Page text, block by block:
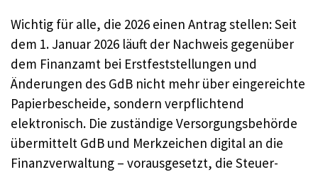
Wichtig für alle, die 2026 einen Antrag stellen: Seit
dem 1. Januar 2026 läuft der Nachweis gegenüber
dem Finanzamt bei Erstfeststellungen und
Änderungen des GdB nicht mehr über eingereichte
Papierbescheide, sondern verpflichtend
elektronisch. Die zuständige Versorgungsbehörde
übermittelt GdB und Merkzeichen digital an die
Finanzverwaltung – vorausgesetzt, die Steuer-